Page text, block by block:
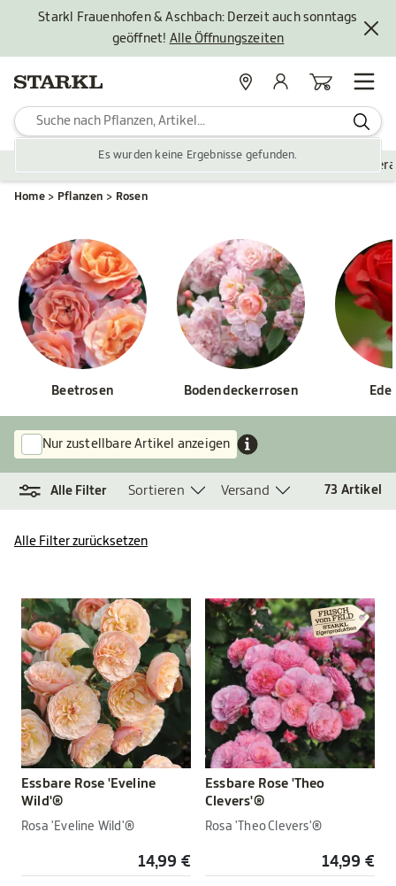
Starkl Frauenhofen & Aschbach: Derzeit auch sonntags
geöffnet! Alle Öffnungszeiten
Es wurden keine Ergebnisse gefunden.
StandorteMein KontoWarenkorb
Zubehör Gartengestaltung
Home Pflanzen Rosen
Beetrosen Bodendeckerrosen
Nur zustellbare Artikel anzeigen
Alle Filter Sortieren Versand 73 Artikel
Alle Filter zurücksetzen
Essbare Rose 'Eveline
Wild'®
Rosa 'Eveline Wild'®
14,99 €
Essbare Rose 'Theo
Clevers'®
Rosa 'Theo Clevers'®
14,99 €